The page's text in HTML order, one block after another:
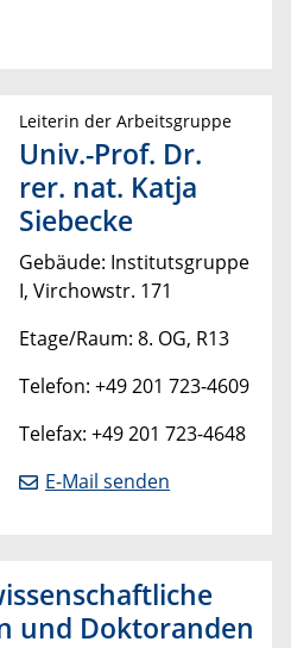
Leiterin der Arbeitsgruppe
Univ.-Prof. Dr.
rer. nat. Katja
Siebecke
Gebäude: Institutsgruppe
I, Virchowstr. 171
Etage/Raum: 8. OG, R13
Telefon: +49 201 723-4609
Telefax: +49 201 723-4648
E-Mail senden
und Doktoranden